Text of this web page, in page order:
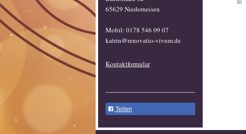
65629 Niederneisen
Mobil: 0178 546 09 07
katrin@renovatio-vivum.de
Kontaktformular
Teilen